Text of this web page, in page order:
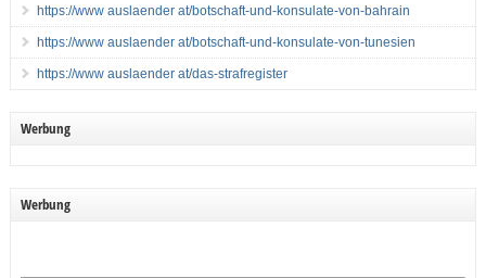
https://www auslaender at/botschaft-und-konsulate-von-bahrain
https://www auslaender at/botschaft-und-konsulate-von-tunesien
https://www auslaender at/das-strafregister
Werbung
Werbung